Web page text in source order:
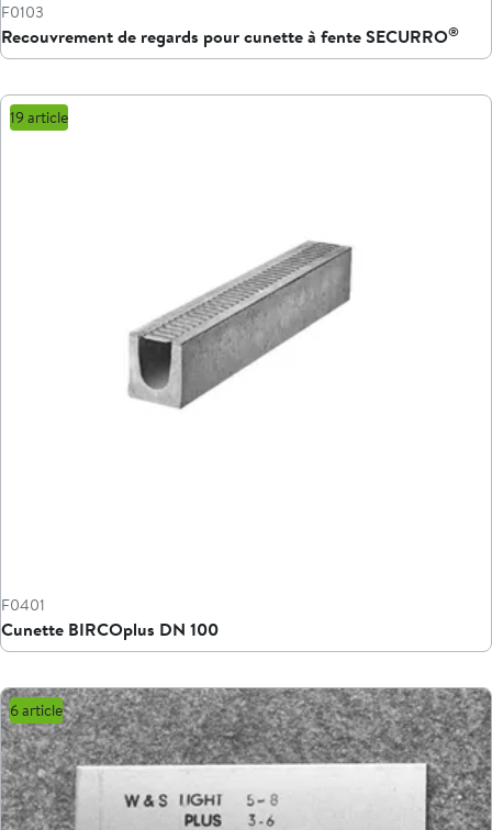
F0103
Recouvrement de regards pour cunette à fente SECURRO®
19 article
F0401
Cunette BIRCOplus DN 100
6 article